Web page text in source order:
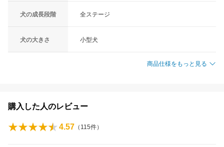
犬の成長段階 全ステージ
犬の大きさ 小型犬
商品仕様をもっと見る
購入した人のレビュー
4.57 （ 115件）